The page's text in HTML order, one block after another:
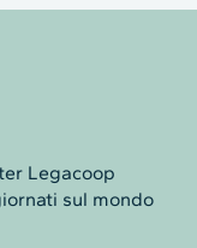
Legacoop
sul mondo